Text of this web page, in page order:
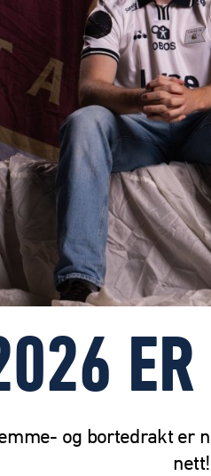
og bortedrakt er
nett!